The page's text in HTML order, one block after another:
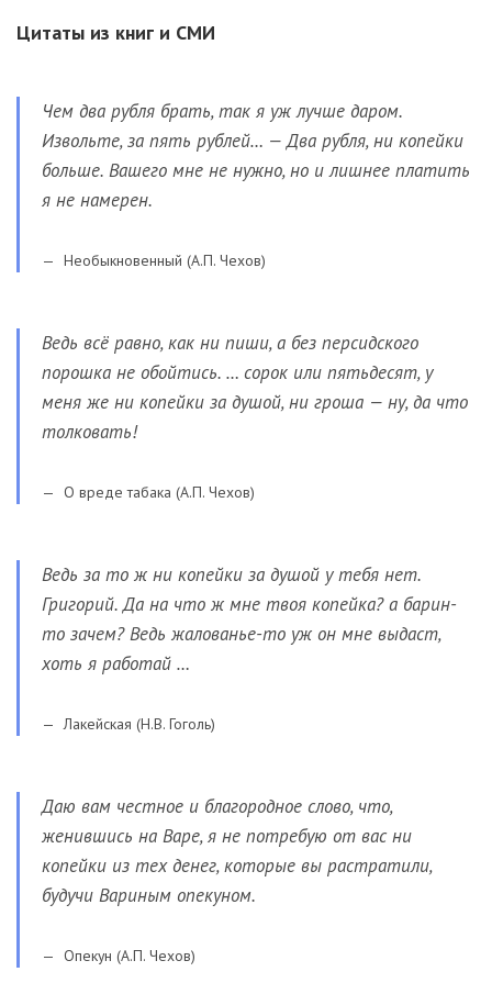
Цитаты из книг и СМИ
Чем два рубля брать, так я уж лучше даром.
Извольте, за пять рублей… — Два рубля, ни копейки
больше. Вашего мне не нужно, но и лишнее платить
я не намерен.
Необыкновенный (А.П. Чехов)
Ведь всё равно, как ни пиши, а без персидского
порошка не обойтись. … сорок или пятьдесят, у
меня же ни копейки за душой, ни гроша — ну, да что
толковать!
О вреде табака (А.П. Чехов)
Ведь за то ж ни копейки за душой у тебя нет.
Григорий. Да на что ж мне твоя копейка? а барин-
то зачем? Ведь жалованье-то уж он мне выдаст,
хоть я работай …
Лакейская (Н.В. Гоголь)
Даю вам честное и благородное слово, что,
женившись на Варе, я не потребую от вас ни
копейки из тех денег, которые вы растратили,
будучи Вариным опекуном.
Опекун (А.П. Чехов)